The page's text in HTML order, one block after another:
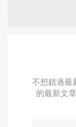
不想錯過最
的最新文